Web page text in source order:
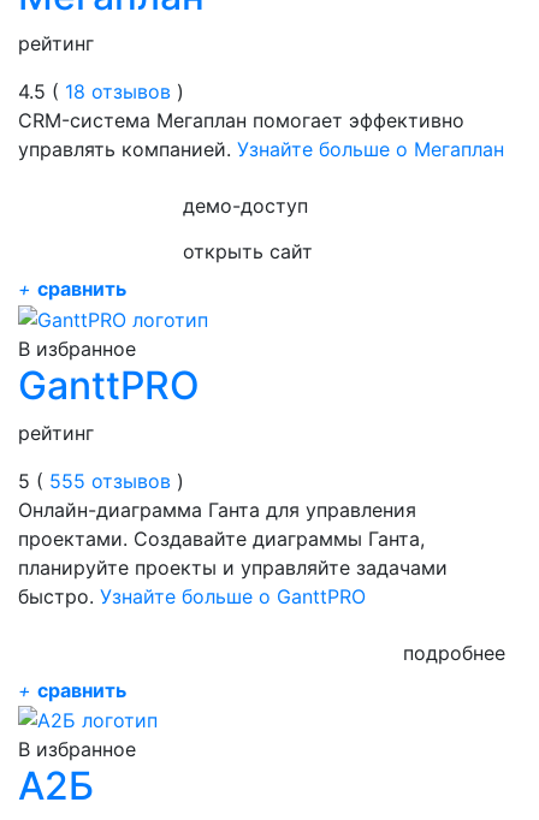
рейтинг
4.5 ( 18 отзывов )
CRM-система Мегаплан помогает эффективно
управлять компанией. Узнайте больше о Мегаплан
демо-доступ
открыть сайт
+ сравнить
В избранное
GanttPRO
рейтинг
5 ( 555 отзывов )
Онлайн-диаграмма Ганта для управления
проектами. Создавайте диаграммы Ганта,
планируйте проекты и управляйте задачами
быстро. Узнайте больше о GanttPRO
подробнее
+ сравнить
В избранное
А2Б